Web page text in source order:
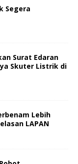
Segera
Surat Edaran
Skuter Listrik di
Lebih
LAPAN